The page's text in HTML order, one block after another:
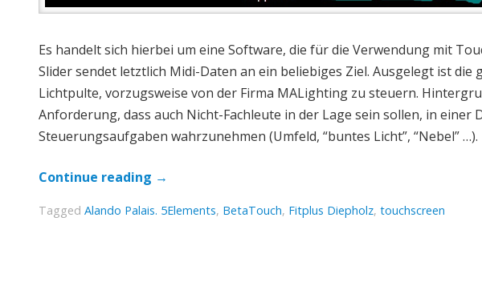
Es handelt sich hierbei um eine Software, die für die Verwendung mit
Slider sendet letztlich Midi-Daten an ein beliebiges Ziel. Ausgelegt ist die
Lichtpulte, vorzugsweise von der Firma MALighting zu steuern.
Anforderung, dass auch Nicht-Fachleute in der Lage sein sollen, in
Steuerungsaufgaben wahrzunehmen (Umfeld, “buntes Licht”, “Nebel” …).
Continue reading →
Tagged Alando Palais. 5Elements, BetaTouch, Fitplus Diepholz, touchscreen